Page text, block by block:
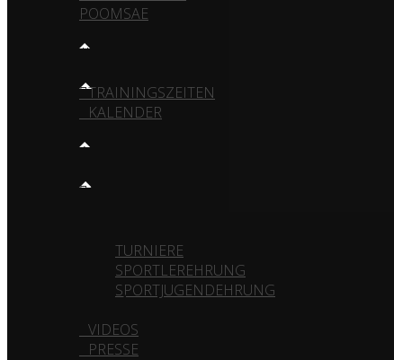
POOMSAE
TRAINING
TRAININGSZEITEN
KALENDER
MEDIA
GALERIE
TURNIERE
SPORTLEREHRUNG
SPORTJUGENDEHRUNG
VIDEOS
PRESSE